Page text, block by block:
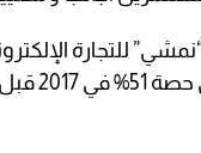
في 2019.